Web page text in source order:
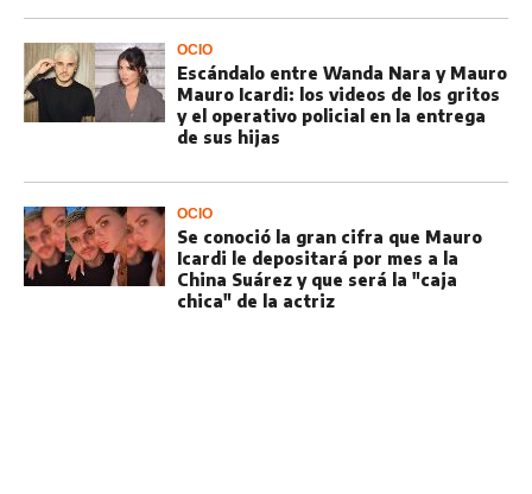
OCIO
Escándalo entre Wanda Nara y Mauro
Mauro Icardi: los videos de los gritos
y el operativo policial en la entrega
de sus hijas
OCIO
Se conoció la gran cifra que Mauro
Icardi le depositará por mes a la
China Suárez y que será la "caja
chica" de la actriz